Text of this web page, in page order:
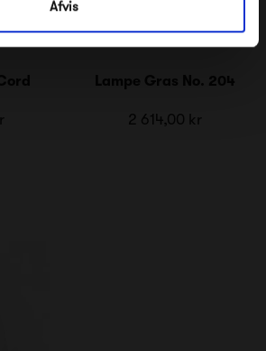
Afvis
Lampe Gras No. 204
2 614,00 kr